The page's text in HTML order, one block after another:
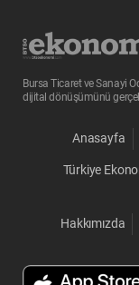
Bursa Ticaret ve Sanayi
dijital dönüşümünü
Anasayfa
Türkiye
Hakkımızda